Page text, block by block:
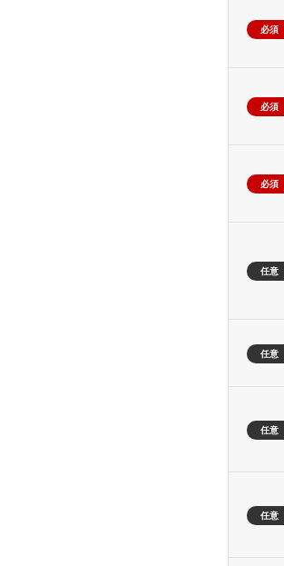
必須
必須
必須
任意
任意
任意
任意